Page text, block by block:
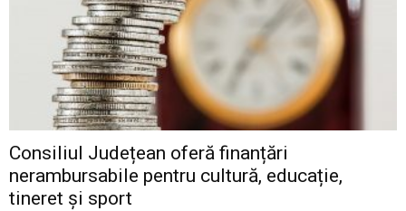
Consiliul Județean oferă finanțări
nerambursabile pentru cultură, educație,
tineret și sport